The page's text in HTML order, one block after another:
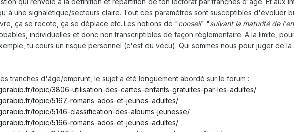
qui renvoie à la définition et répartition de ton lectorat par tranches d'age. Et aux
une signalétique/secteurs claire. Tout ces paramètres sont susceptibles d'évoluer
ça se recote, ça se déplace etc..Les notions de "conseil" "suivant la maturité de
individuelles et donc non transcriptibles de façon règlementaire. A la limite,
tu cours un risque personnel (c'est du vécu). Qui sommes nous pour juger de la
tranches d'âge/emprunt, le sujet a été longuement abordé sur le forum :
topic/3806-utilisation-des-cartes-enfants-gratuites-par-les-adultes/
topic/5167-romans-ados-et-jeunes-adultes/
topic/5146-classification-des-albums-jeunesse/
topic/5166-romans-ados-et-jeunes-adultes/